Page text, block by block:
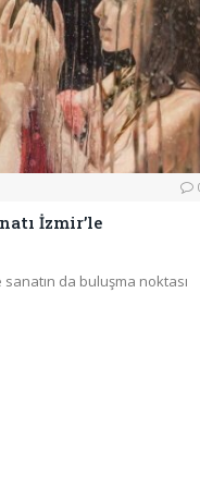
İzmir’le
da buluşma noktası